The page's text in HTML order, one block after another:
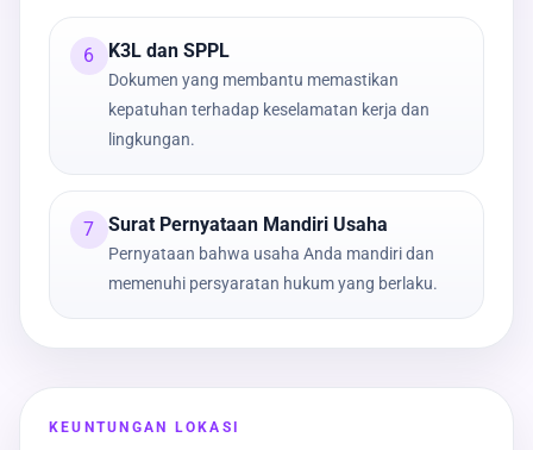
6 K3L dan SPPL
Dokumen yang membantu memastikan
kepatuhan terhadap keselamatan kerja dan
lingkungan.
7 Surat Pernyataan Mandiri Usaha
Pernyataan bahwa usaha Anda mandiri dan
memenuhi persyaratan hukum yang berlaku.
KEUNTUNGAN LOKASI